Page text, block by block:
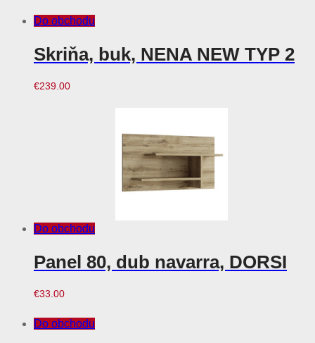
Do obchodu
Skriňa, buk, NENA NEW TYP 2
€239.00
Do obchodu
Panel 80, dub navarra, DORSI
€33.00
Do obchodu